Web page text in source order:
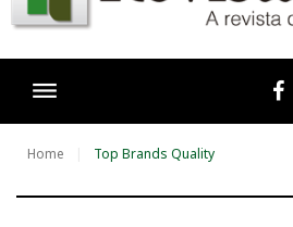
Home Top Brands Quality